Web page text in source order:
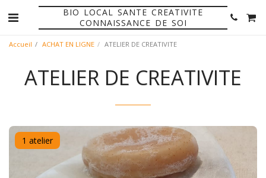
BIO LOCAL SANTE CREATIVITE
CONNAISSANCE DE SOI
Accueil ACHAT EN LIGNE ATELIER DE CREATIVITE
ATELIER DE CREATIVITE
1 atelier